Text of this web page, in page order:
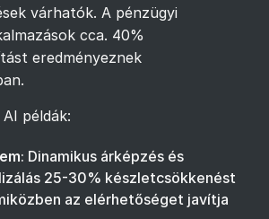
várhatók. A pénzügyi
cca. 40%
eredményeznek
példák:
: Dinamikus árképzés és
25-30% készletcsökkenést
az elérhetőséget javítja